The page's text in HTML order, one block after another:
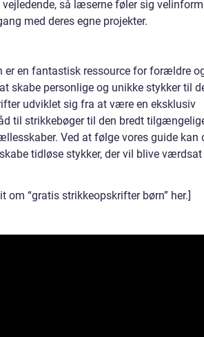
så læserne føler sig
med deres egne projekter.
er en fantastisk ressource for forældre
skabe personlige og unikke stykker til
udviklet sig fra at være en eksklusiv
til strikkebøger til den bredt
Ved at følge vores guide kan
tidløse stykker, der vil blive
“gratis strikkeopskrifter børn” her.]